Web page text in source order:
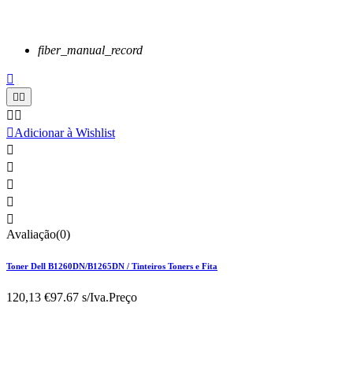
fiber_manual_record

 
 
Adicionar à Wishlist





Avaliação(0)
Toner Dell B1260DN/B1265DN / Tinteiros Toners e Fita
120,13 €97.67 s/Iva.Preço